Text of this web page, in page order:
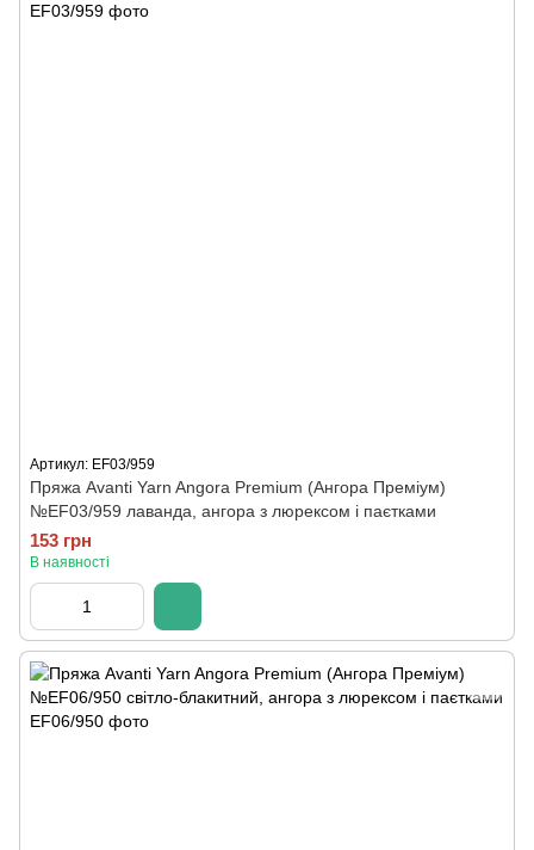
Артикул: ЕF03/959
Пряжа Avanti Yarn Angora Premium (Ангора Преміум)
№ЕF03/959 лаванда, ангора з люрексом і паєтками
153 грн
В наявності